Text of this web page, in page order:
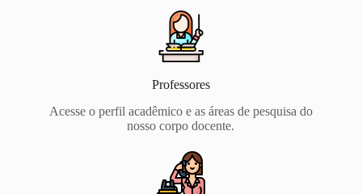
Professores
Acesse o perfil acadêmico e as áreas de pesquisa do
nosso corpo docente.